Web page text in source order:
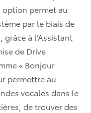
option permet au
par le biais de
à l’Assistant
de Drive
« Bonjour
permettre au
vocales dans le
de trouver des